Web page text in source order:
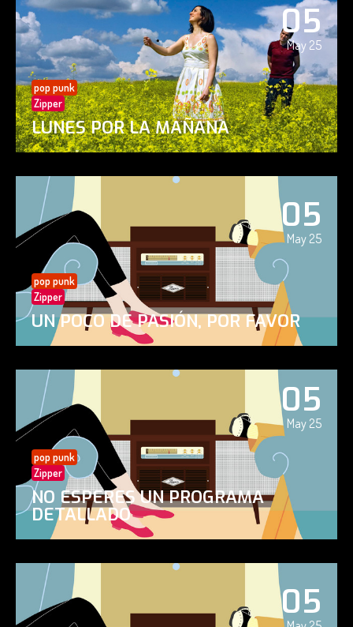
05
May 25
pop punk
Zipper
LUNES POR LA MAÑANA
05
May 25
pop punk
Zipper
UN POCO DE PASIÓN, POR FAVOR
05
May 25
pop punk
Zipper
NO ESPERES UN PROGRAMA
DETALLADO
05